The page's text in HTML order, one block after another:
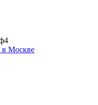
в Москве